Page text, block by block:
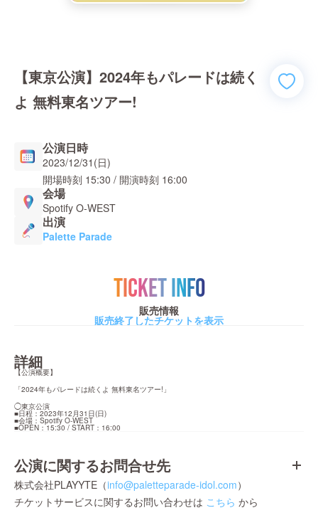
【東京公演】2024年もパレードは続く
よ 無料東名ツアー!
公演日時
2023/12/31(日)
開場時刻 15:30 / 開演時刻 16:00
会場
Spotify O-WEST
出演
Palette Parade
TICKET INFO
販売情報
販売終了したチケットを表示
詳細
【公演概要】
「2024年もパレードは続くよ 無料東名ツアー!」
◯東京公演
■日程：2023年12月31日(日)
■会場：Spotify O-WEST
■OPEN：15:30 / START：16:00
公演に関するお問合せ先
株式会社PLAYYTE（info@paletteparade-idol.com）
チケットサービスに関するお問い合わせは こちら から